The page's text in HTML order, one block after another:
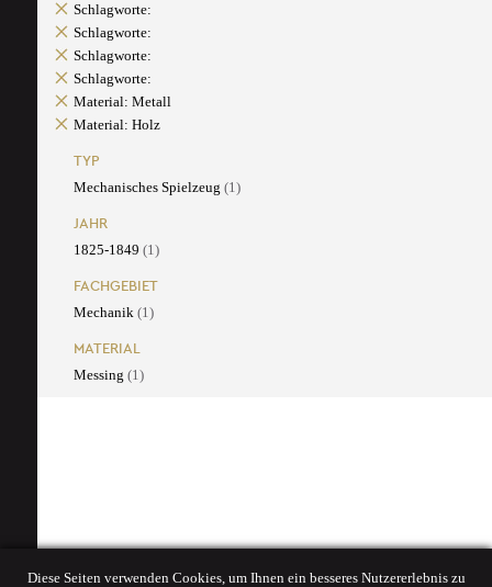
Schlagworte:
Schlagworte:
Schlagworte:
Schlagworte:
Material: Metall
Material: Holz
TYP
Mechanisches Spielzeug (1)
JAHR
1825-1849 (1)
FACHGEBIET
Mechanik (1)
MATERIAL
Messing (1)
Diese Seiten verwenden Cookies, um Ihnen ein besseres Nutzererlebnis zu